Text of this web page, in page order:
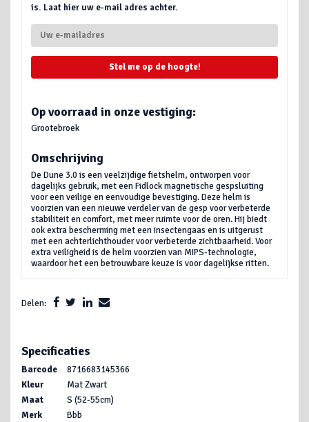
is. Laat hier uw e-mail adres achter.
Stel me op de hoogte!
Op voorraad in onze vestiging:
Grootebroek
Omschrijving
De Dune 3.0 is een veelzijdige fietshelm, ontworpen voor
dagelijks gebruik, met een Fidlock magnetische gespsluiting
voor een veilige en eenvoudige bevestiging. Deze helm is
voorzien van een nieuwe verdeler van de gesp voor verbeterde
stabiliteit en comfort, met meer ruimte voor de oren. Hij biedt
ook extra bescherming met een insectengaas en is uitgerust
met een achterlichthouder voor verbeterde zichtbaarheid. Voor
extra veiligheid is de helm voorzien van MIPS-technologie,
waardoor het een betrouwbare keuze is voor dagelijkse ritten.
Delen:
Specificaties
Barcode
8716683145366
Kleur
Mat Zwart
Maat
S (52-55cm)
Merk
Bbb